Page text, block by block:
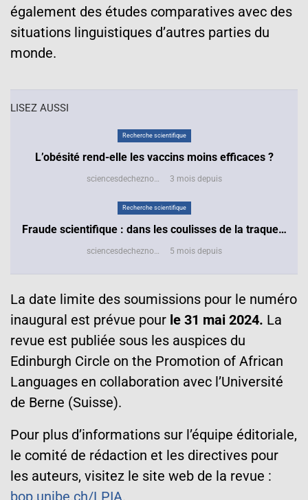
également des études comparatives avec des
situations linguistiques d’autres parties du
monde.
LISEZ AUSSI
Recherche scientifique
L’obésité rend-elle les vaccins moins efficaces ?
sciencesdecheznous@gmail.com 3 mois depuis
Recherche scientifique
Fraude scientifique : dans les coulisses de la traque…
sciencesdecheznous@gmail.com 5 mois depuis
La date limite des soumissions pour le numéro
inaugural est prévue pour le 31 mai 2024. La
revue est publiée sous les auspices du
Edinburgh Circle on the Promotion of African
Languages en collaboration avec l’Université
de Berne (Suisse).
Pour plus d’informations sur l’équipe éditoriale,
le comité de rédaction et les directives pour
les auteurs, visitez le site web de la revue :
bop.unibe.ch/LPIA.